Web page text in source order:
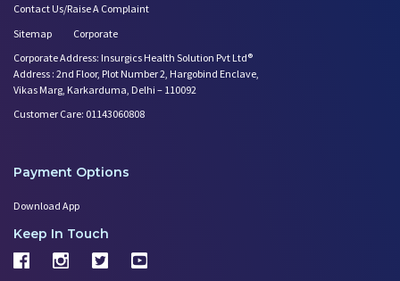
Contact Us/Raise A Complaint
Sitemap
Corporate
Corporate Address: Insurgics Health Solution Pvt Ltd®
Address : 2nd Floor, Plot Number 2, Hargobind Enclave,
Vikas Marg, Karkarduma, Delhi – 110092
Customer Care: 01143060808
Payment Options
Download App
Keep In Touch